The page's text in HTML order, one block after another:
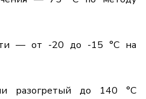
— от -20 до -15 °C на
разогретый до 140 °C